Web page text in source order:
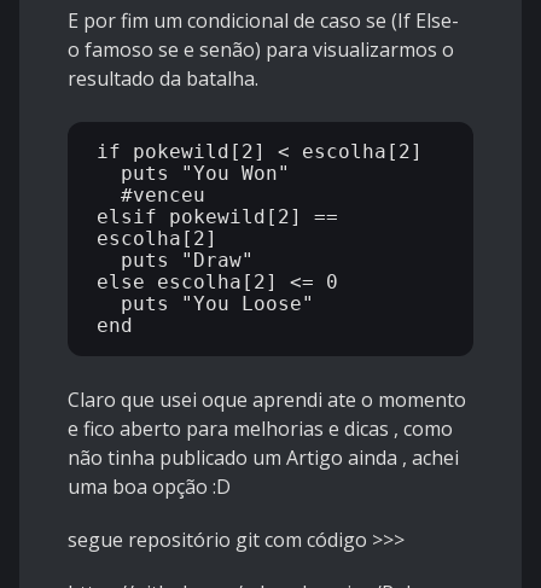
E por fim um condicional de caso se (If Else-
o famoso se e senão) para visualizarmos o
resultado da batalha.
if pokewild[2] < escolha[2]
puts "You Won"
#venceu
elsif pokewild[2] ==
escolha[2]
puts "Draw"
else escolha[2] <= 0
puts "You Loose"
Claro que usei oque aprendi ate o momento
e fico aberto para melhorias e dicas , como
não tinha publicado um Artigo ainda , achei
uma boa opção :D
segue repositório git com código >>>